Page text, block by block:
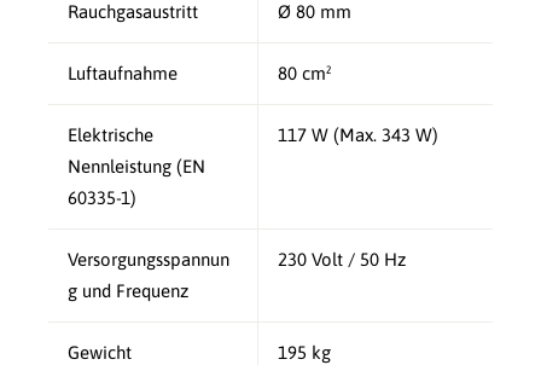
Rauchgasaustritt Ø 80 mm
Luftaufnahme 80 cm²
Elektrische
Nennleistung (EN
60335-1)
117 W (Max. 343 W)
Versorgungsspannun
g und Frequenz
230 Volt / 50 Hz
Gewicht 195 kg